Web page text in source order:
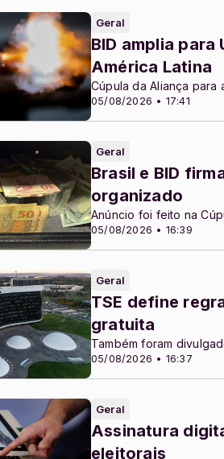
Geral
05/08/2026 • 17:41
BID amplia
América Latina
Cúpula da Aliança para
Geral
05/08/2026 • 16:39
Brasil e BID
organizado
Anúncio foi feito na
Geral
05/08/2026 • 16:37
TSE define
gratuita
Também foram
Geral
Assinatura
eleitorais